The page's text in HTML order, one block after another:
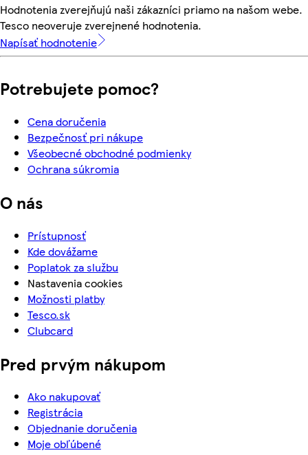
Hodnotenia zverejňujú naši zákazníci priamo na našom webe.
Tesco neoveruje zverejnené hodnotenia.
Napísať hodnotenie
Potrebujete pomoc?
Cena doručenia
Bezpečnosť pri nákupe
Všeobecné obchodné podmienky
Ochrana súkromia
O nás
Prístupnosť
Kde dovážame
Poplatok za službu
Nastavenia cookies
Možnosti platby
Tesco.sk
Clubcard
Pred prvým nákupom
Ako nakupovať
Registrácia
Objednanie doručenia
Moje obľúbené